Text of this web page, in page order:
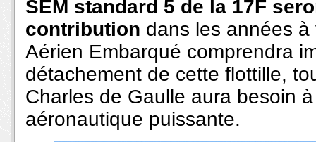
SEM standard 5 de la 17F
contribution dans les années
Aérien Embarqué comprendra
détachement de cette flottille,
Charles de Gaulle aura besoin
aéronautique puissante.